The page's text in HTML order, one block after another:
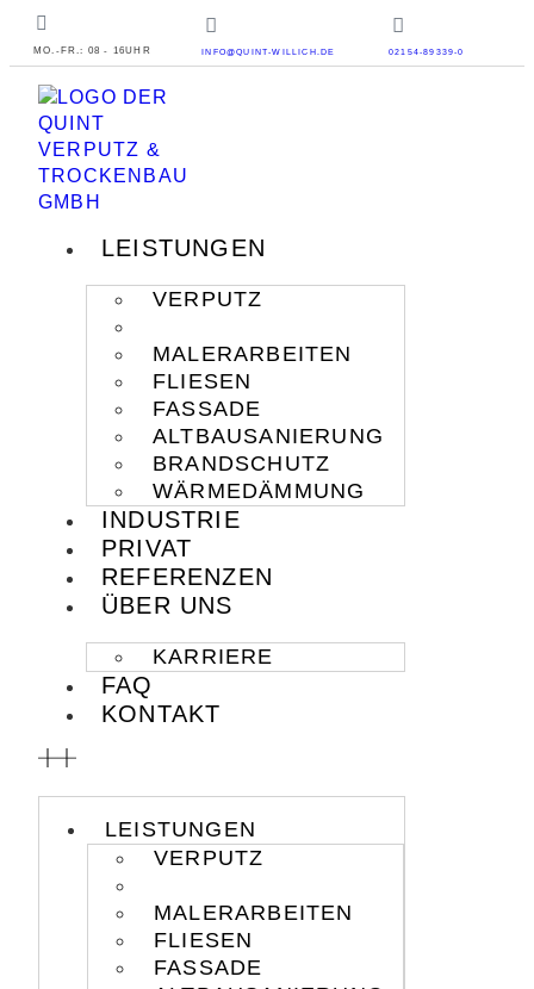
MO.-FR.: 08 - 16UHR INFO@QUINT-WILLICH.DE 02154-89339-0
LEISTUNGEN
VERPUTZ
MALERARBEITEN
FLIESEN
FASSADE
ALTBAUSANIERUNG
BRANDSCHUTZ
WÄRMEDÄMMUNG
INDUSTRIE
PRIVAT
REFERENZEN
ÜBER UNS
KARRIERE
FAQ
KONTAKT
LEISTUNGEN
VERPUTZ
MALERARBEITEN
FLIESEN
FASSADE